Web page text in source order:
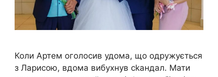
Коли Артем оголосив удома, що одружується
з Ларисою, вдома вибухнув сkандал. Мати